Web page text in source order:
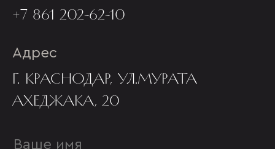
+7 861 202-62-10
Адрес
Г. КРАСНОДАР, УЛ.МУРАТА
АХЕДЖАКА, 20